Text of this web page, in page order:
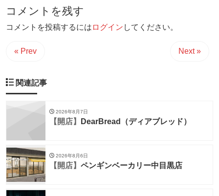
コメントを残す
コメントを投稿するには ログイン してください。
« Prev Next »
関連記事
2026年8月7日
【開店】 DearBread（ディアブレッド）
2026年8月6日
【開店】 ペンギンベーカリー中目黒店